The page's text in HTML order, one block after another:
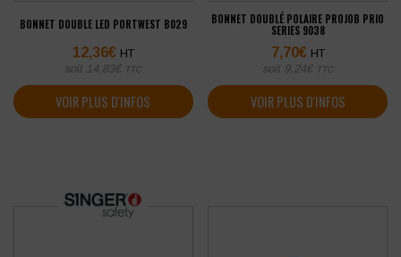
BONNET DOUBLE LED PORTWEST B029
12,36€ HT
soit 14,83€ TTC
VOIR PLUS D'INFOS
BONNET DOUBLÉ POLAIRE PROJOB PRIO
SERIES 9038
7,70€ HT
soit 9,24€ TTC
VOIR PLUS D'INFOS